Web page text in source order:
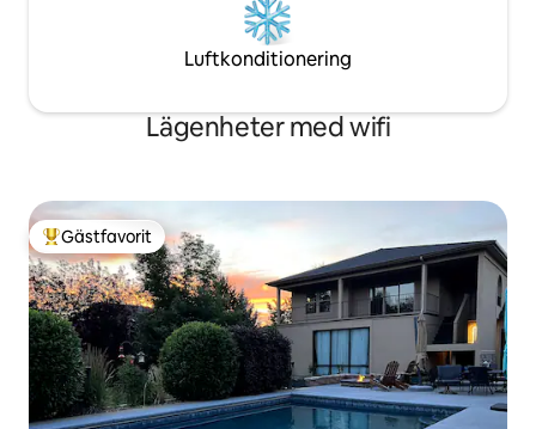
Luftkonditionering
Lägenheter med wifi
Populär gästfavorit
Gästfavorit